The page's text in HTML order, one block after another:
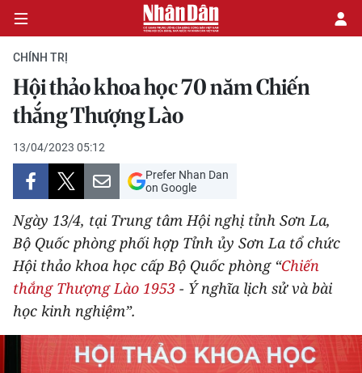
CHÍNH TRỊ
KINH TẾ
VĂN HÓA
XÃ HỘI
PHÁP LUẬT
DU LỊCH
THẾ GIỚI
CHÍNH TRỊ
Hội thảo khoa học 70 năm Chiến
thắng Thượng Lào
13/04/2023 05:12
Prefer Nhan Dan
on Google
Ngày 13/4, tại Trung tâm Hội nghị tỉnh Sơn La,
Bộ Quốc phòng phối hợp Tỉnh ủy Sơn La tổ chức
Hội thảo khoa học cấp Bộ Quốc phòng “Chiến
thắng Thượng Lào 1953 - Ý nghĩa lịch sử và bài
học kinh nghiệm”.